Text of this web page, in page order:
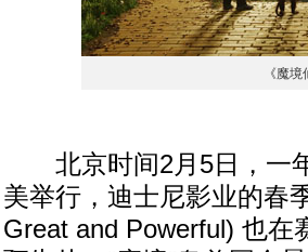
《魔
北京时间2月5日，一年
美举行，迪士尼影业的春
Great and Powerful) 也在